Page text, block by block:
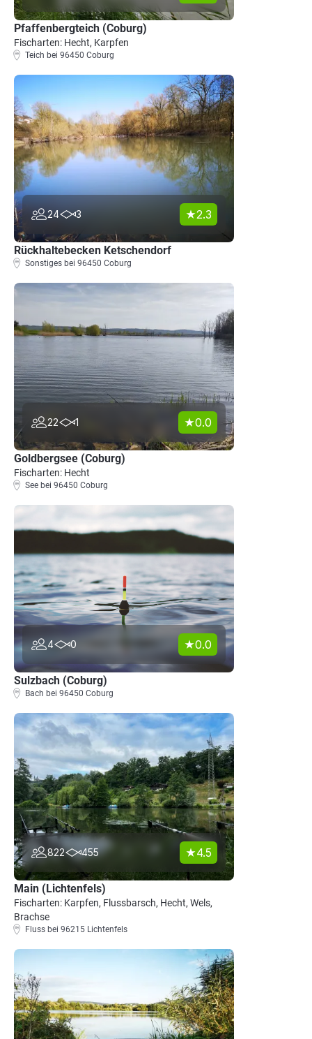
Pfaffenbergteich (Coburg)
Fischarten: Hecht, Karpfen
Teich bei 96450 Coburg
24 3 2.3
Rückhaltebecken Ketschendorf
Sonstiges bei 96450 Coburg
22 1 0.0
Goldbergsee (Coburg)
Fischarten: Hecht
See bei 96450 Coburg
4 0 0.0
Sulzbach (Coburg)
Bach bei 96450 Coburg
822 455 4.5
Main (Lichtenfels)
Fischarten: Karpfen, Flussbarsch, Hecht, Wels,
Brachse
Fluss bei 96215 Lichtenfels